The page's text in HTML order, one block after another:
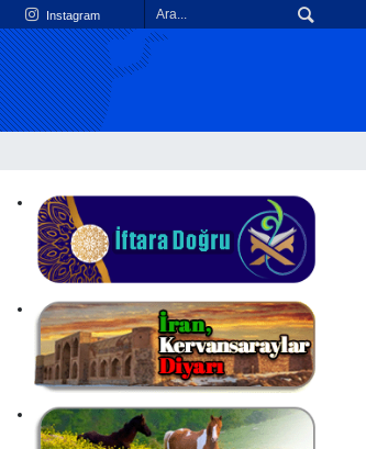
Instagram